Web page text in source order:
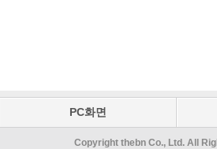
PC화면
Copyright thebn Co., Ltd. All